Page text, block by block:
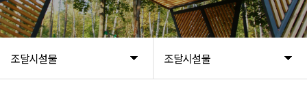
조달시설물 조달시설물